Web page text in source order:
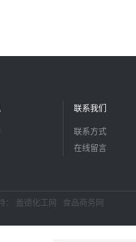
联系我们
联系方式
在线留言
： 盖德化工网 食品商务网